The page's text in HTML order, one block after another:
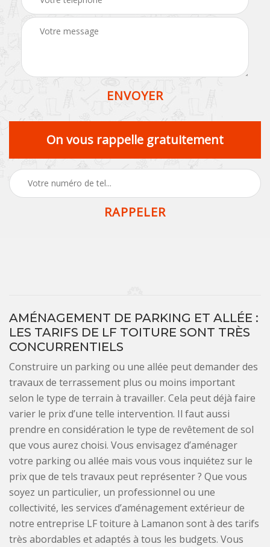
On vous rappelle gratuitement
AMÉNAGEMENT DE PARKING ET ALLÉE :
LES TARIFS DE LF TOITURE SONT TRÈS
CONCURRENTIELS
Construire un parking ou une allée peut demander des
travaux de terrassement plus ou moins important
selon le type de terrain à travailler. Cela peut déjà faire
varier le prix d’une telle intervention. Il faut aussi
prendre en considération le type de revêtement de sol
que vous aurez choisi. Vous envisagez d’aménager
votre parking ou allée mais vous vous inquiétez sur le
prix que de tels travaux peut représenter ? Que vous
soyez un particulier, un professionnel ou une
collectivité, les services d’aménagement extérieur de
notre entreprise LF toiture à Lamanon sont à des tarifs
très abordables et adaptés à tous les budgets. Vous